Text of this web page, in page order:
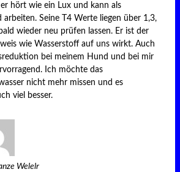
hört wie ein Lux und kann als
arbeiten. Seine T4 Werte liegen über 1,3,
wieder neu prüfen lassen. Er ist der
wie Wasserstoff auf uns wirkt. Auch
bei meinem Hund und bei mir
Ich möchte das
nicht mehr missen und es
viel besser.
Welelr